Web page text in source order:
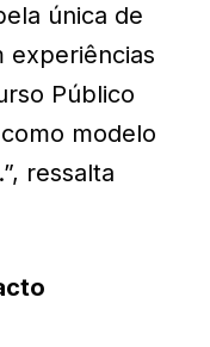
única de
experiências
Público
modelo
ressalta